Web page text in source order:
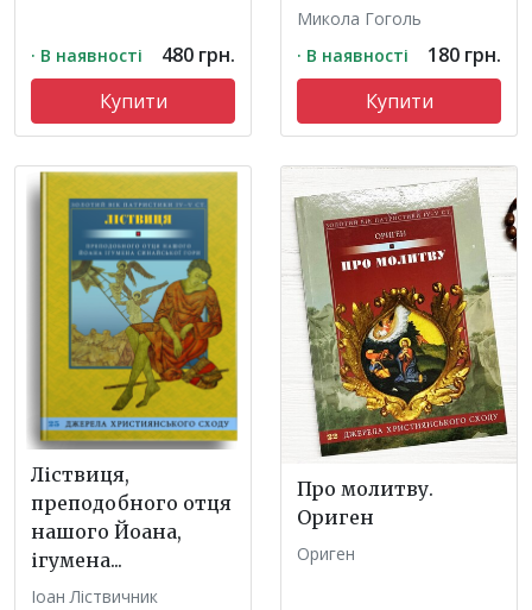
· В наявності
480 грн.
Купити
Микола Гоголь
· В наявності
180 грн.
Купити
Ліствиця,
преподобного отця
нашого Йоана,
ігумена...
Іоан Ліствичник
Про молитву.
Ориген
Ориген